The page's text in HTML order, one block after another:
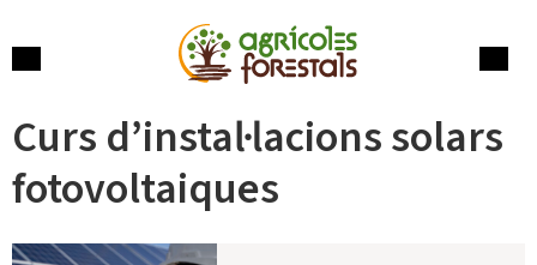
to
content
Curs d’instal·lacions solars
fotovoltaiques